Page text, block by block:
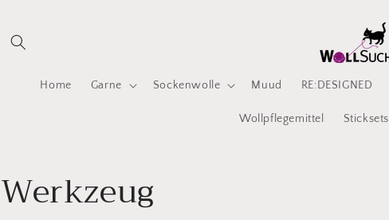
Home Garne Sockenwolle Muud RE:DESIGNED
Wollpflegemittel Sticksets
K
Werkzeug